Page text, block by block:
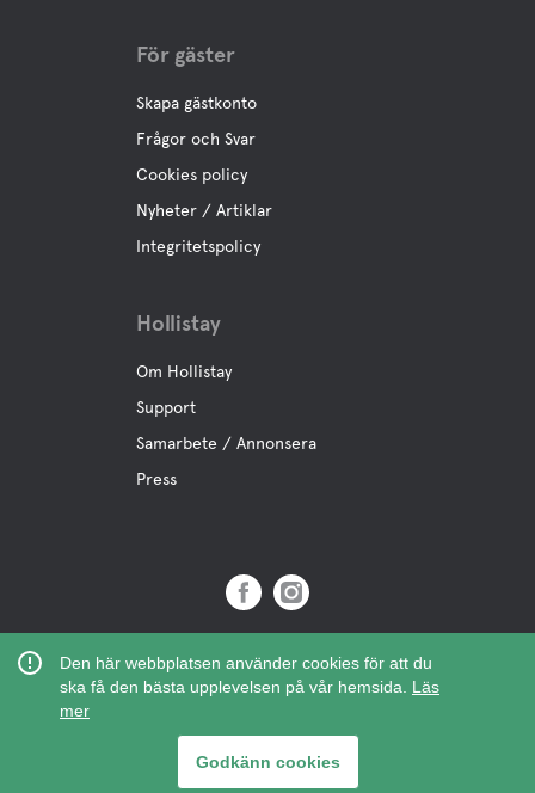
Den här webbplatsen använder cookies för att du
ska få den bästa upplevelsen på vår hemsida. Läs
mer
Godkänn cookies
För gäster
Skapa gästkonto
Frågor och Svar
Cookies policy
Nyheter / Artiklar
Integritetspolicy
Hollistay
Om Hollistay
Support
Samarbete / Annonsera
Press
Org.Nr: 559121-9463